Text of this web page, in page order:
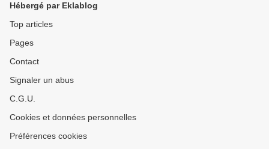
9788416457007
Hébergé par Eklablog
Top articles
Pages
Contact
Signaler un abus
C.G.U.
Cookies et données personnelles
Préférences cookies